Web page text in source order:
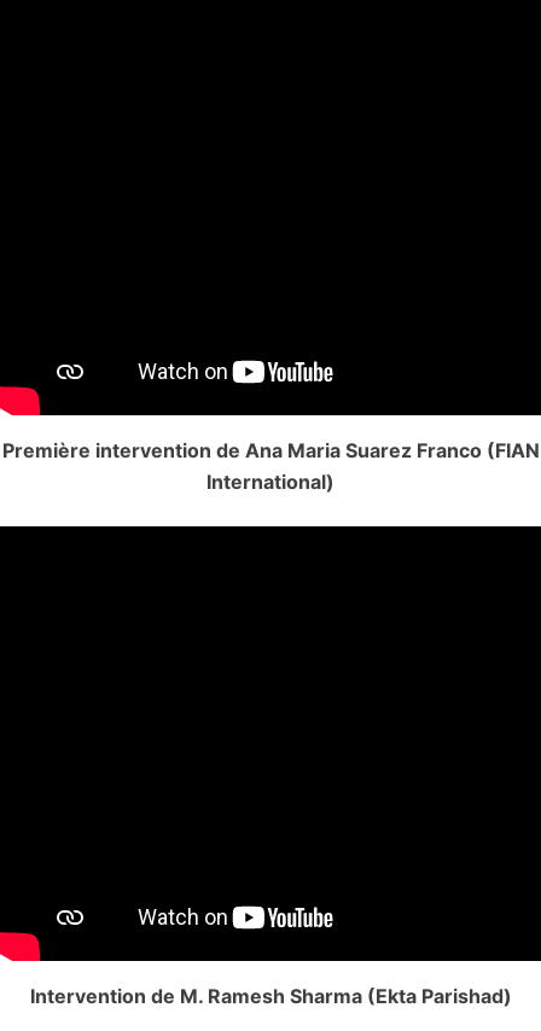
Première intervention de Ana Maria Suarez Franco (FIAN
International)
Intervention de M. Ramesh Sharma (Ekta Parishad)